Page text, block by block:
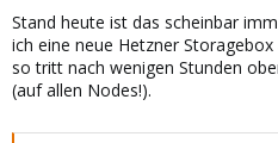
in SessSetup = -13
Stand heute ist das scheinbar
ich eine neue Hetzner
so tritt nach wenigen Stunden
(auf allen Nodes!).